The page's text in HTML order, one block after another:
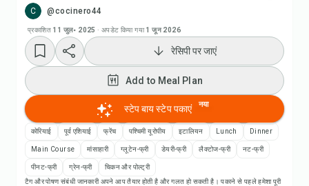
C @cocinero44
प्रकाशित 11 जुल॰ 2025 ·अपडेट किया गया 1 जून 2026
Add to Meal Plan
Add to Shopping List
रेसिपी नोट्स
रेसिपी प्रिंट करें
रेसिपी पर जाएं
Add to Meal Plan
स्टेप बाय स्टेप पकाएं नया
कोरियाई पूर्व एशियाई फ्रेंच पश्चिमी यूरोपीय इटालियन Lunch Dinner
Main Course मांसाहारी ग्लूटेन-फ्री डेयरी-फ्री लैक्टोज-फ्री नट-फ्री
पीनट-फ्री ग्रेन-फ्री
चिकन और पोल्ट्री
टैग और पोषण संबंधी जानकारी अपने आप तैयार होती है और गलत हो सकती है। पकाने से पहले हमेशा पूरी